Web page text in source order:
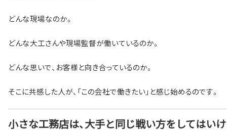
どんな現場なのか。
どんな大工さんや現場監督が働いているのか。
どんな思いで、お客様と向き合っているのか。
そこに共感した人が、「この会社で働きたい」と感じ始めるのです。
小さな工務店は、大手と同じ戦い方をしてはい